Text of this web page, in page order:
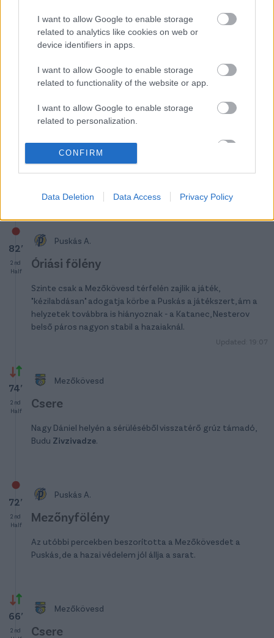
I want to allow Google to enable storage
related to analytics like cookies on web or
device identifiers in apps.
I want to allow Google to enable storage
related to functionality of the website or app.
I want to allow Google to enable storage
related to personalization.
I want to allow Google to enable storage
related to security, including authentication
functionality and fraud prevention, and other
CONFIRM
Data Deletion Data Access Privacy Policy
Mezőkövesd
Molnár Gábor le,SilyeErik be a hazaiaknál.
Sárga lap
82′
2nd
Half
Puskás A.
Óriási fölény
Szinte csak a Mezőkövesd térfelén zajlik a játék,
"kézilabdásan" adogatja körbe a Puskás a játékszert, ám a
helyzetek továbbra is hiányoznak - a Katanec, Nesterov
belső páros nagyon stabil a hazaiaknál.
Updated: 19:07
74′
2nd
Half
Mezőkövesd
Csere
Nagy Dániel helyén a sérüléséből visszatérő grúz támadó,
Budu Zivzivadze.
72′
2nd
Half
Puskás A.
Mezőnyfölény
Az utóbbi percekben beszorította a Mezőkövesdet a
Puskás, de a hazai védelem jól állja a sarat.
66′
2nd
Mezőkövesd
Csere